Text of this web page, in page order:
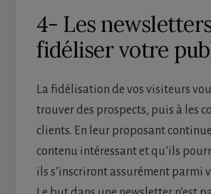
4- Les
fidéliser votre
La fidélisation de vos visiteurs
trouver des prospects, puis à les
clients. En leur proposant
contenu intéressant et qu’ils
ils s’inscriront assurément parmi